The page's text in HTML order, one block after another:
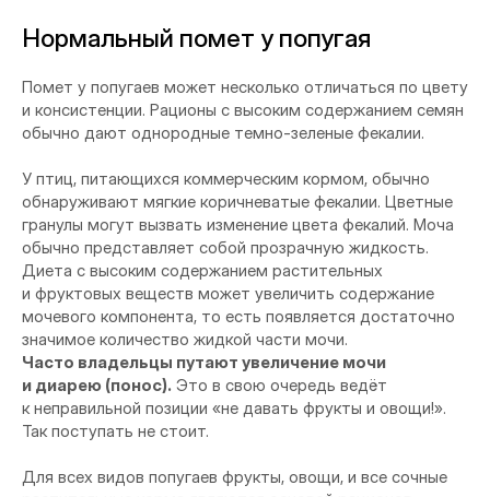
Нормальный помет у попугая
Помет у попугаев может несколько отличаться по цвету
и консистенции. Рационы с высоким содержанием семян
обычно дают однородные темно-зеленые фекалии.
У птиц, питающихся коммерческим кормом, обычно
обнаруживают мягкие коричневатые фекалии. Цветные
гранулы могут вызвать изменение цвета фекалий. Моча
обычно представляет собой прозрачную жидкость.
Диета с высоким содержанием растительных
и фруктовых веществ может увеличить содержание
мочевого компонента, то есть появляется достаточно
значимое количество жидкой части мочи.
Часто владельцы путают увеличение мочи
и диарею (понос). Это в свою очередь ведёт
к неправильной позиции «не давать фрукты и овощи!».
Так поступать не стоит.
Для всех видов попугаев фрукты, овощи, и все сочные